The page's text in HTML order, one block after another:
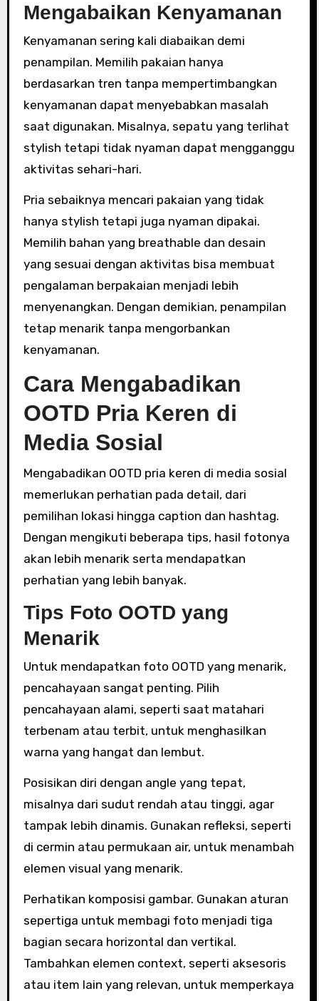
Mengabaikan Kenyamanan
Kenyamanan sering kali diabaikan demi
penampilan. Memilih pakaian hanya
berdasarkan tren tanpa mempertimbangkan
kenyamanan dapat menyebabkan masalah
saat digunakan. Misalnya, sepatu yang terlihat
stylish tetapi tidak nyaman dapat mengganggu
aktivitas sehari-hari.
Pria sebaiknya mencari pakaian yang tidak
hanya stylish tetapi juga nyaman dipakai.
Memilih bahan yang breathable dan desain
yang sesuai dengan aktivitas bisa membuat
pengalaman berpakaian menjadi lebih
menyenangkan. Dengan demikian, penampilan
tetap menarik tanpa mengorbankan
kenyamanan.
Cara Mengabadikan
OOTD Pria Keren di
Media Sosial
Mengabadikan OOTD pria keren di media sosial
memerlukan perhatian pada detail, dari
pemilihan lokasi hingga caption dan hashtag.
Dengan mengikuti beberapa tips, hasil fotonya
akan lebih menarik serta mendapatkan
perhatian yang lebih banyak.
Tips Foto OOTD yang
Menarik
Untuk mendapatkan foto OOTD yang menarik,
pencahayaan sangat penting. Pilih
pencahayaan alami, seperti saat matahari
terbenam atau terbit, untuk menghasilkan
warna yang hangat dan lembut.
Posisikan diri dengan angle yang tepat,
misalnya dari sudut rendah atau tinggi, agar
tampak lebih dinamis. Gunakan refleksi, seperti
di cermin atau permukaan air, untuk menambah
elemen visual yang menarik.
Perhatikan komposisi gambar. Gunakan aturan
sepertiga untuk membagi foto menjadi tiga
bagian secara horizontal dan vertikal.
Tambahkan elemen context, seperti aksesoris
atau item lain yang relevan, untuk memperkaya